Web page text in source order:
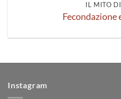
IL MITO
Fecondazione
Instagram